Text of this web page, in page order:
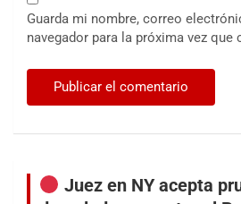
Guarda mi nombre, correo
navegador para la próxima vez que
Juez en NY acepta